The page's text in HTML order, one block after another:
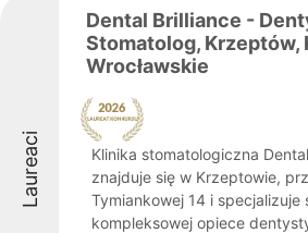
Laureaci
Dental Brilliance -
Stomatolog, Krzeptów,
Wrocławskie
Klinika stomatologiczna
znajduje się w Krzeptowie,
Tymiankowej 14 i specjalizuje
kompleksowej opiece